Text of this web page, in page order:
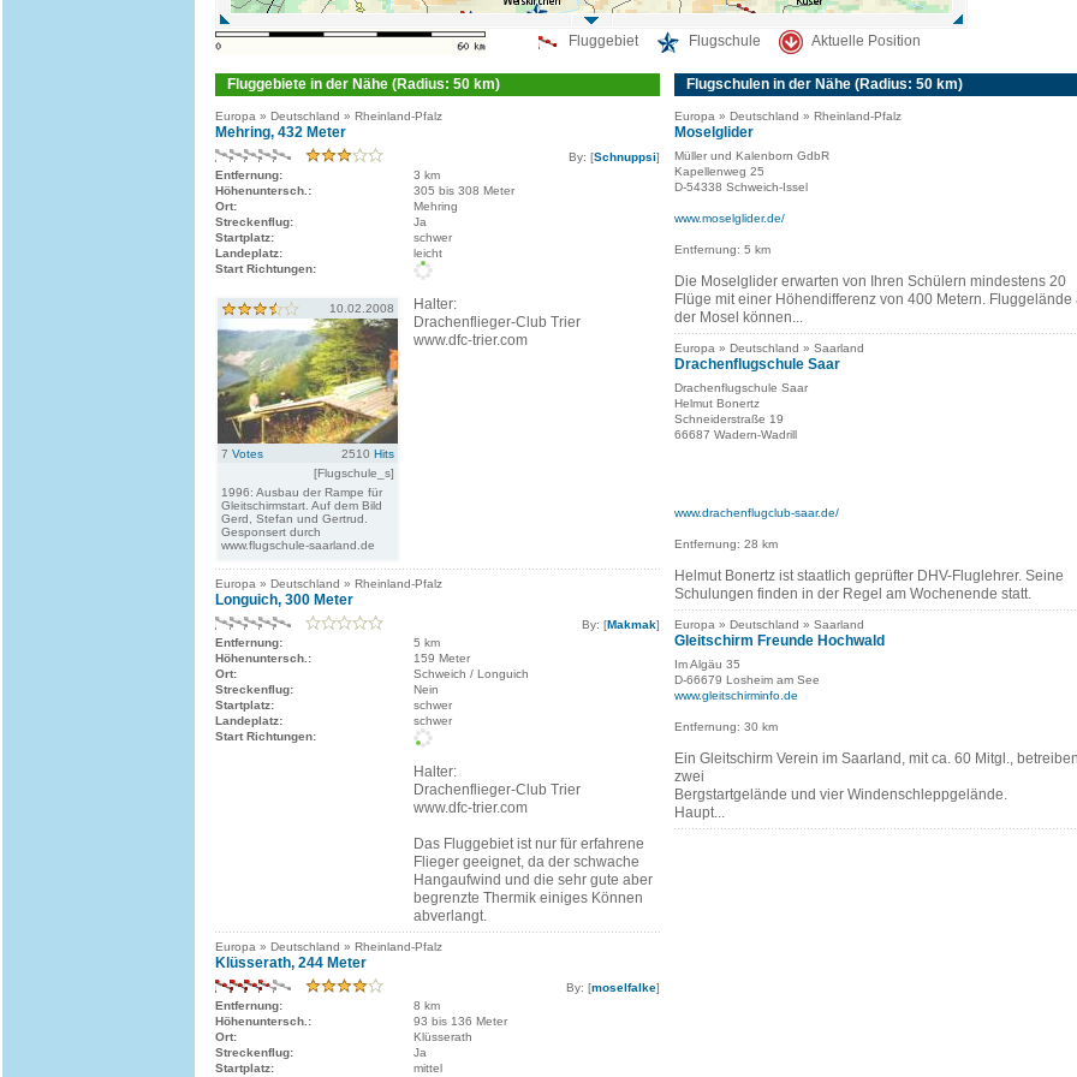
Fluggebiet Flugschule Aktuelle Position
Fluggebiete in der Nähe (Radius: 50 km)
Europa » Deutschland » Rheinland-Pfalz
Mehring, 432 Meter
By: [Schnuppsi]
Entfernung:
3 km
Höhenuntersch.:
305 bis 308 Meter
Ort:
Mehring
Streckenflug:
Ja
Startplatz:
schwer
Landeplatz:
leicht
Start Richtungen:
10.02.2008
7 Votes 2510 Hits
[Flugschule_s]
1996: Ausbau der Rampe für
Gleitschirmstart. Auf dem Bild
Gerd, Stefan und Gertrud.
Gesponsert durch
www.flugschule-saarland.de
Halter:
Drachenflieger-Club Trier
www.dfc-trier.com
Europa » Deutschland » Rheinland-Pfalz
Longuich, 300 Meter
By: [Makmak]
Entfernung:
5 km
Höhenuntersch.:
159 Meter
Ort:
Schweich / Longuich
Streckenflug:
Nein
Startplatz:
schwer
Landeplatz:
schwer
Start Richtungen:
Halter:
Drachenflieger-Club Trier
www.dfc-trier.com
Das Fluggebiet ist nur für erfahrene
Flieger geeignet, da der schwache
Hangaufwind und die sehr gute aber
begrenzte Thermik einiges Können
abverlangt.
Europa » Deutschland » Rheinland-Pfalz
Klüsserath, 244 Meter
By: [moselfalke]
Entfernung:
8 km
Höhenuntersch.:
93 bis 136 Meter
Ort:
Klüsserath
Streckenflug:
Ja
Startplatz:
mittel
Flugschulen in der Nähe (Radius: 50 km)
Europa » Deutschland » Rheinland-Pfalz
Moselglider
Müller und Kalenborn GdbR
Kapellenweg 25
D-54338 Schweich-Issel
www.moselglider.de/
Entfernung: 5 km
Die Moselglider erwarten von Ihren Schülern mindestens 20
Flüge mit einer Höhendifferenz von 400 Metern. Fluggelände
der Mosel können...
Europa » Deutschland » Saarland
Drachenflugschule Saar
Drachenflugschule Saar
Helmut Bonertz
Schneiderstraße 19
66687 Wadern-Wadrill
www.drachenflugclub-saar.de/
Entfernung: 28 km
Helmut Bonertz ist staatlich geprüfter DHV-Fluglehrer. Seine
Schulungen finden in der Regel am Wochenende statt.
Europa » Deutschland » Saarland
Gleitschirm Freunde Hochwald
Im Algäu 35
D-66679 Losheim am See
www.gleitschirminfo.de
Entfernung: 30 km
Ein Gleitschirm Verein im Saarland, mit ca. 60 Mitgl.,
zwei
Bergstartgelände und vier Windenschleppgelände.
Haupt...